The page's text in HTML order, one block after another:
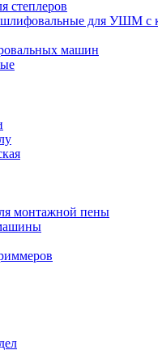
степлеров
шлифовальные для УШМ с
машин
монтажной пены